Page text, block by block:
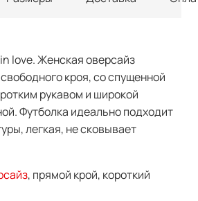
love. Женская оверсайз
кроя, со спущенной
рукавом и широкой
Футболка идеально подходит
легкая, не сковывает
, прямой крой, короткий